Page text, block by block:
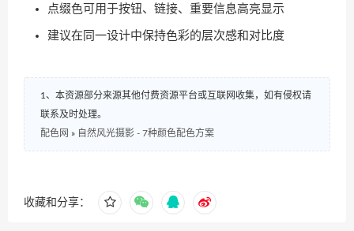
点缀色可用于按钮、链接、重要信息高亮显示
建议在同一设计中保持色彩的层次感和对比度
1、本资源部分来源其他付费资源平台或互联网收集，如有侵权请
联系及时处理。
配色网 » 自然风光摄影 - 7种颜色配色方案
收藏和分享：